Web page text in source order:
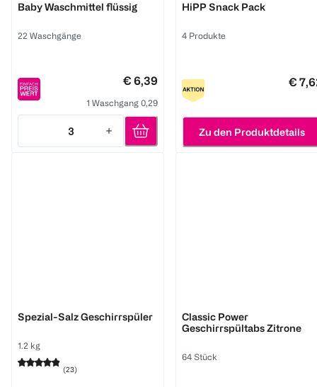
Baby Waschmittel flüssig
22 Waschgänge
€ 6,39
1 Waschgang 0,29
3
Quantity: 3
HiPP Snack Pack
4 Produkte
€
Zu den Produktdetails
Spezial-Salz Geschirrspüler
1.2 kg
(23)
Classic Power
Geschirrspültabs Zitrone
64 Stück